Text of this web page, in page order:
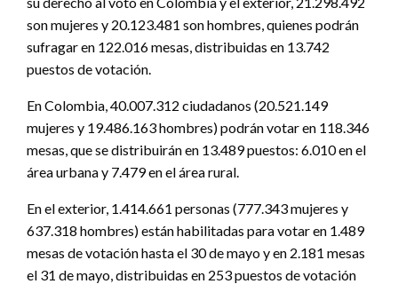
son mujeres y 20.123.481 son hombres, quienes podrán
sufragar en 122.016 mesas, distribuidas en 13.742
puestos de votación.
En Colombia, 40.007.312 ciudadanos (20.521.149
mujeres y 19.486.163 hombres) podrán votar en 118.346
mesas, que se distribuirán en 13.489 puestos: 6.010 en el
área urbana y 7.479 en el área rural.
En el exterior, 1.414.661 personas (777.343 mujeres y
637.318 hombres) están habilitadas para votar en 1.489
mesas de votación hasta el 30 de mayo y en 2.181 mesas
el 31 de mayo, distribuidas en 253 puestos de votación